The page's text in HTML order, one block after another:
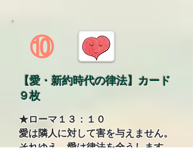
⑩
【愛・新約時代の律法】カード
９枚
★ローマ１３：１０
愛は隣人に対して害を与えません。
それゆえ、愛は律法を全うします。